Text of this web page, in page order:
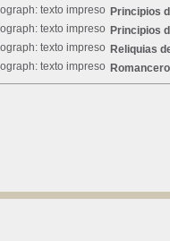
Principios
Principios
Reliquias